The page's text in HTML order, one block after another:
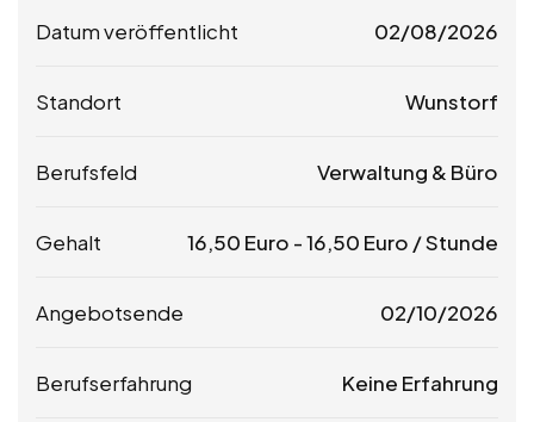
Datum veröffentlicht 02/08/2026
Standort Wunstorf
Berufsfeld Verwaltung & Büro
Gehalt 16,50 Euro -16,50 Euro / Stunde
Angebotsende 02/10/2026
Berufserfahrung Keine Erfahrung